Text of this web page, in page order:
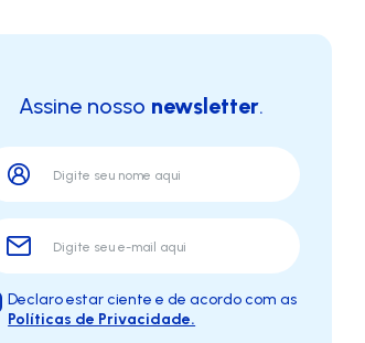
Assine nosso newsletter.
Declaro estar ciente e de acordo com as
Políticas de Privacidade.